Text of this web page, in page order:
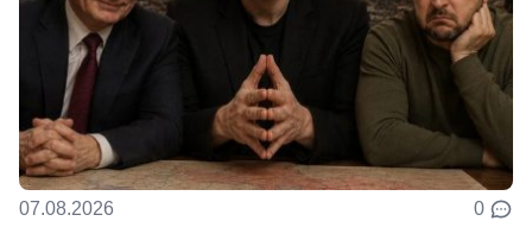
07.08.2026 0